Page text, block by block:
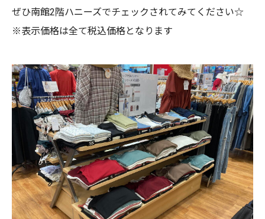
ぜひ南館2階ハニーズでチェックされてみてください☆
※表示価格は全て税込価格となります